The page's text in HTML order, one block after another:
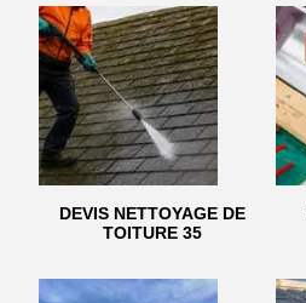
DEVIS NETTOYAGE DE
TOITURE 35